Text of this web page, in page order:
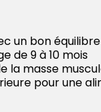
un bon
de 9 à 10 mois
la masse
pour une